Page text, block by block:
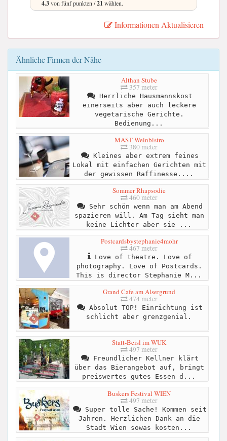
4.3von fünf punkten /21 wählen.
Informationen Aktualisieren
Ähnliche Firmen der Nähe
Althan Stube
357 meter
Herrliche Hausmannskost
einerseits aber auch leckere
vegetarische Gerichte.
Bedienung...
MAST Weinbistro
380 meter
Kleines aber extrem feines
Lokal mit einfachen Gerichten mit
der gewissen Raffinesse....
Sommer Rhapsodie
460 meter
Sehr schön wenn man am Abend
spazieren will. Am Tag sieht man
keine Lichter aber sie ...
Postcardsbystephanie4mohr
467 meter
Love of theatre. Love of
photography. Love of Postcards.
This is director Stephanie M...
Grand Cafe am Alsergrund
474 meter
Absolut TOP! Einrichtung ist
schlicht aber grenzgenial.
Statt-Beisl im WUK
497 meter
Freundlicher Kellner klärt
über das Bierangebot auf, bringt
preiswertes gutes Essen d...
Buskers Festival WIEN
497 meter
Super tolle Sache! Kommen seit
Jahren. Herzlichen Dank an die
Stadt Wien sowas kosten...